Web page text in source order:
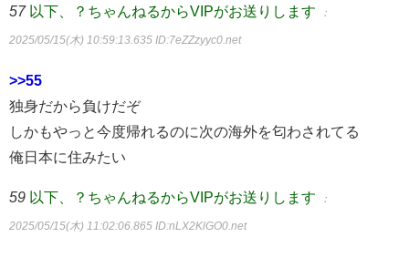
57 以下、？ちゃんねるからVIPがお送りします ：
2025/05/15(木) 10:59:13.635 ID:7eZZzyyc0.net
>>55
独身だから負けだぞ
しかもやっと今度帰れるのに次の海外を匂わされてる
俺日本に住みたい
59 以下、？ちゃんねるからVIPがお送りします ：
2025/05/15(木) 11:02:06.865 ID:nLX2KlGO0.net